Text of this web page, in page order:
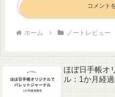
コメント
ホーム ノートレビュー
ほぼ日手帳オ
ル：1か月経